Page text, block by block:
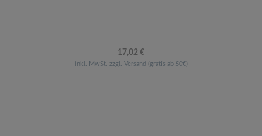
Regulärer Preis:
17,02 €
inkl. MwSt. zzgl. Versand (gratis ab 50€)